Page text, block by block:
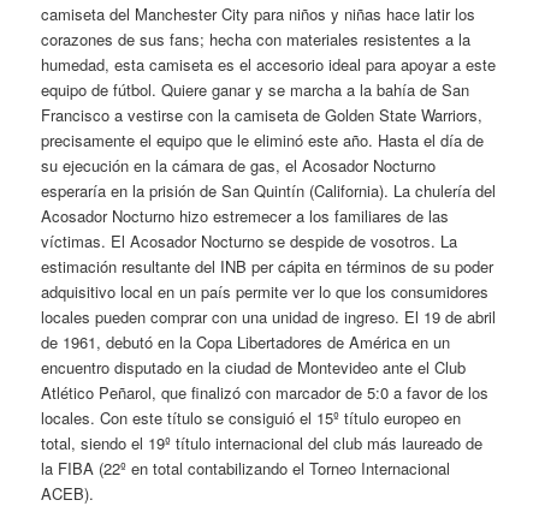
camiseta del Manchester City para niños y niñas hace latir los
corazones de sus fans; hecha con materiales resistentes a la
humedad, esta camiseta es el accesorio ideal para apoyar a este
equipo de fútbol. Quiere ganar y se marcha a la bahía de San
Francisco a vestirse con la camiseta de Golden State Warriors,
precisamente el equipo que le eliminó este año. Hasta el día de
su ejecución en la cámara de gas, el Acosador Nocturno
esperaría en la prisión de San Quintín (California). La chulería del
Acosador Nocturno hizo estremecer a los familiares de las
víctimas. El Acosador Nocturno se despide de vosotros. La
estimación resultante del INB per cápita en términos de su poder
adquisitivo local en un país permite ver lo que los consumidores
locales pueden comprar con una unidad de ingreso. El 19 de abril
de 1961, debutó en la Copa Libertadores de América en un
encuentro disputado en la ciudad de Montevideo ante el Club
Atlético Peñarol, que finalizó con marcador de 5:0 a favor de los
locales. Con este título se consiguió el 15º título europeo en
total, siendo el 19º título internacional del club más laureado de
la FIBA (22º en total contabilizando el Torneo Internacional
ACEB).